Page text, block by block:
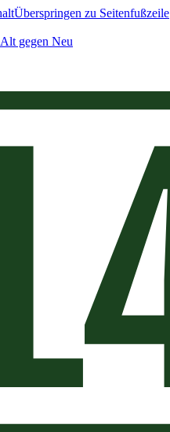
Überspringen zu Seitenfußzeile
Alt gegen Neu